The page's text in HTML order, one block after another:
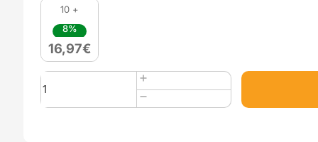
10 +
8%
16,97€
Quantidade
de
Easy